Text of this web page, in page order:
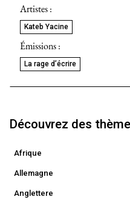
Artistes :
Kateb Yacine
Émissions :
La rage d’écrire
Découvrez des
Afrique
Allemagne
Anglettere